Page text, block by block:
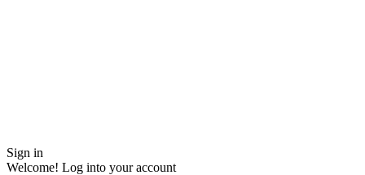
Sign in
Welcome! Log into your account